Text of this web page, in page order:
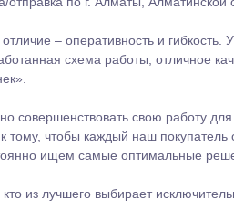
ищем самые оптимальные
из лучшего выбирает
67-67-103